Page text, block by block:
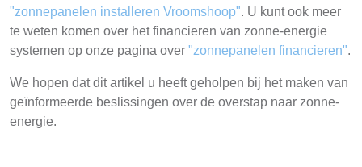
"zonnepanelen installeren Vroomshoop". U kunt ook meer
te weten komen over het financieren van zonne-energie
systemen op onze pagina over "zonnepanelen financieren".
We hopen dat dit artikel u heeft geholpen bij het maken van
geïnformeerde beslissingen over de overstap naar zonne-
energie.